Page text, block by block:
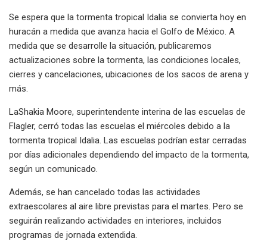
Se espera que la tormenta tropical Idalia se convierta hoy en
huracán a medida que avanza hacia el Golfo de México. A
medida que se desarrolle la situación, publicaremos
actualizaciones sobre la tormenta, las condiciones locales,
cierres y cancelaciones, ubicaciones de los sacos de arena y
más.
LaShakia Moore, superintendente interina de las escuelas de
Flagler, cerró todas las escuelas el miércoles debido a la
tormenta tropical Idalia. Las escuelas podrían estar cerradas
por días adicionales dependiendo del impacto de la tormenta,
según un comunicado.
Además, se han cancelado todas las actividades
extraescolares al aire libre previstas para el martes. Pero se
seguirán realizando actividades en interiores, incluidos
programas de jornada extendida.